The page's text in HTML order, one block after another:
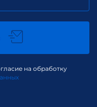
на обработку